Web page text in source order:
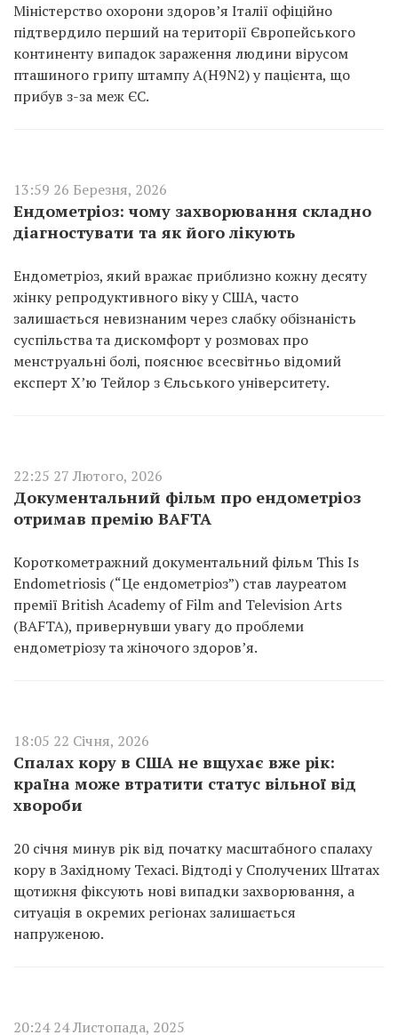
Міністерство охорони здоров’я Італії офіційно
підтвердило перший на території Європейського
континенту випадок зараження людини вірусом
пташиного грипу штампу A(H9N2) у пацієнта, що
прибув з-за меж ЄС.
13:59 26 Березня, 2026
Ендометріоз: чому захворювання складно
діагностувати та як його лікують
Ендометріоз, який вражає приблизно кожну десяту
жінку репродуктивного віку у США, часто
залишається невизнаним через слабку обізнаність
суспільства та дискомфорт у розмовах про
менструальні болі, пояснює всесвітньо відомий
експерт Х’ю Тейлор з Єльського університету.
22:25 27 Лютого, 2026
Документальний фільм про ендометріоз
отримав премію BAFTA
Короткометражний документальний фільм This Is
Endometriosis (“Це ендометріоз”) став лауреатом
премії British Academy of Film and Television Arts
(BAFTA), привернувши увагу до проблеми
ендометріозу та жіночого здоров’я.
18:05 22 Січня, 2026
Спалах кору в США не вщухає вже рік:
країна може втратити статус вільної від
хвороби
20 січня минув рік від початку масштабного спалаху
кору в Західному Техасі. Відтоді у Сполучених Штатах
щотижня фіксують нові випадки захворювання, а
ситуація в окремих регіонах залишається
напруженою.
20:24 24 Листопада, 2025